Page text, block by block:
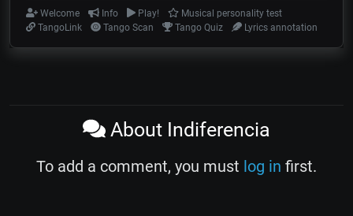
Welcome Info Play!
Musical personality test
TangoLink
Tango Scan Tango Quiz Lyrics annotation
About Indiferencia
To add a comment, you must log in first.